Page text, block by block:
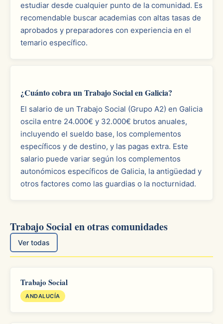
estudiar desde cualquier punto de la comunidad. Es
recomendable buscar academias con altas tasas de
aprobados y preparadores con experiencia en el
temario específico.
¿Cuánto cobra un Trabajo Social en Galicia?
El salario de un Trabajo Social (Grupo A2) en Galicia
oscila entre 24.000€ y 32.000€ brutos anuales,
incluyendo el sueldo base, los complementos
específicos y de destino, y las pagas extra. Este
salario puede variar según los complementos
autonómicos específicos de Galicia, la antigüedad y
otros factores como las guardias o la nocturnidad.
Trabajo Social en otras comunidades
Ver todas
Trabajo Social
ANDALUCÍA